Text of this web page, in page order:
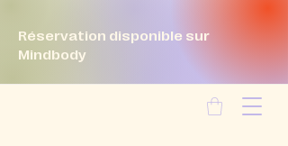
Réservation disponible sur
Mindbody